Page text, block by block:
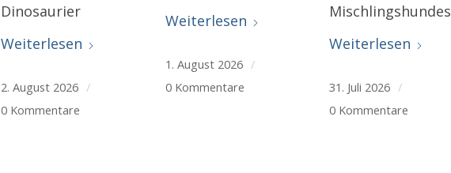
Dinosaurier
Weiterlesen
2. August 2026 /
0 Kommentare
Weiterlesen
1. August 2026 /
0 Kommentare
Mischlingshundes
Weiterlesen
31. Juli 2026 /
0 Kommentare